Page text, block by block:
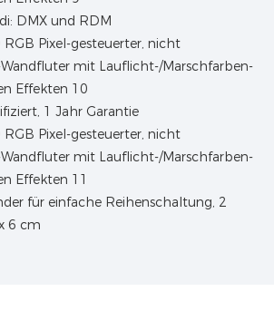
DMX und RDM
1 Jahr Garantie
für einfache Reihenschaltung, 2
6 cm